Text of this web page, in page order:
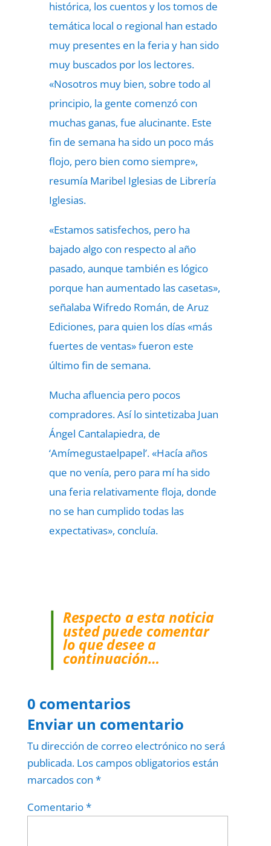
histórica, los cuentos y los tomos de
temática local o regional han estado
muy presentes en la feria y han sido
muy buscados por los lectores.
«Nosotros muy bien, sobre todo al
principio, la gente comenzó con
muchas ganas, fue alucinante. Este
fin de semana ha sido un poco más
flojo, pero bien como siempre»,
resumía Maribel Iglesias de Librería
Iglesias.
«Estamos satisfechos, pero ha
bajado algo con respecto al año
pasado, aunque también es lógico
porque han aumentado las casetas»,
señalaba Wifredo Román, de Aruz
Ediciones, para quien los días «más
fuertes de ventas» fueron este
último fin de semana.
Mucha afluencia pero pocos
compradores. Así lo sintetizaba Juan
Ángel Cantalapiedra, de
‘Amímegustaelpapel’. «Hacía años
que no venía, pero para mí ha sido
una feria relativamente floja, donde
no se han cumplido todas las
expectativas», concluía.
Respecto a esta noticia
usted puede comentar
lo que desee a
continuación…
0 comentarios
Enviar un comentario
Tu dirección de correo electrónico no será
publicada. Los campos obligatorios están
marcados con *
Comentario*